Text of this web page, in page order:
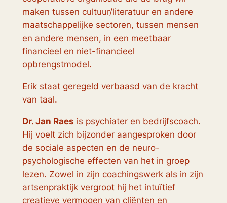
maken tussen cultuur/literatuur en andere
maatschappelijke sectoren, tussen mensen
en andere mensen, in een meetbaar
financieel en niet-financieel
opbrengstmodel.
Erik staat geregeld verbaasd van de kracht
van taal.
Dr. Jan Raes is psychiater en bedrijfscoach.
Hij voelt zich bijzonder aangesproken door
de sociale aspecten en de neuro-
psychologische effecten van het in groep
lezen. Zowel in zijn coachingswerk als in zijn
artsenpraktijk vergroot hij het intuïtief
creatieve vermogen van cliënten en